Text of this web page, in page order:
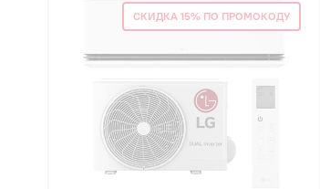
СКИДКА 15% ПО ПРОМОКОДУ